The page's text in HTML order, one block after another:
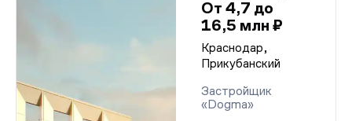
От 4,7 до
16,5 млн ₽
Краснодар,
Прикубанский
Застройщик
«Dogma»